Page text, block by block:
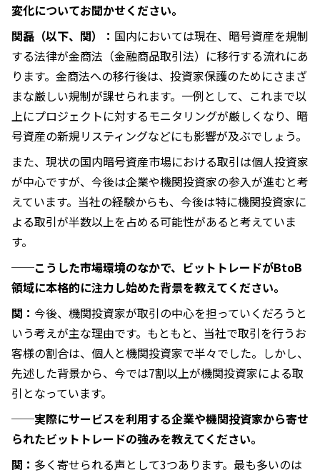
変化についてお聞かせください。
関磊（以下、関）： 国内においては現在、暗号資産を規制
する法律が金商法（金融商品取引法）に移行する流れにあ
ります。金商法への移行後は、投資家保護のためにさまざ
まな厳しい規制が課せられます。一例として、これまで以
上にプロジェクトに対するモニタリングが厳しくなり、暗
号資産の新規リスティングなどにも影響が及ぶでしょう。
また、現状の国内暗号資産市場における取引は個人投資家
が中心ですが、今後は企業や機関投資家の参入が進むと考
えています。当社の経験からも、今後は特に機関投資家に
よる取引が半数以上を占める可能性があると考えていま
す。
──こうした市場環境のなかで、ビットトレードがBtoB
領域に本格的に注力し始めた背景を教えてください。
関： 今後、機関投資家が取引の中心を担っていくだろうと
いう考えが主な理由です。もともと、当社で取引を行うお
客様の割合は、個人と機関投資家で半々でした。しかし、
先述した背景から、今では7割以上が機関投資家による取
引となっています。
──実際にサービスを利用する企業や機関投資家から寄せ
られたビットトレードの強みを教えてください。
関： 多く寄せられる声として3つあります。最も多いのは